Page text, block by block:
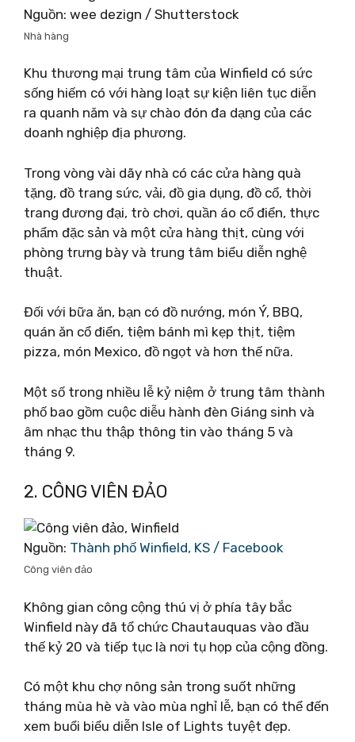
Nguồn: wee dezign / Shutterstock
Nhà hàng
Khu thương mại trung tâm của Winfield có sức
sống hiếm có với hàng loạt sự kiện liên tục diễn
ra quanh năm và sự chào đón đa dạng của các
doanh nghiệp địa phương.
Trong vòng vài dãy nhà có các cửa hàng quà
tặng, đồ trang sức, vải, đồ gia dụng, đồ cổ, thời
trang đương đại, trò chơi, quần áo cổ điển, thực
phẩm đặc sản và một cửa hàng thịt, cùng với
phòng trưng bày và trung tâm biểu diễn nghệ
thuật.
Đối với bữa ăn, bạn có đồ nướng, món Ý, BBQ,
quán ăn cổ điển, tiệm bánh mì kẹp thịt, tiệm
pizza, món Mexico, đồ ngọt và hơn thế nữa.
Một số trong nhiều lễ kỷ niệm ở trung tâm thành
phố bao gồm cuộc diễu hành đèn Giáng sinh và
âm nhạc thu thập thông tin vào tháng 5 và
tháng 9.
2. CÔNG VIÊN ĐẢO
Nguồn: Thành phố Winfield, KS / Facebook
Công viên đảo
Không gian công cộng thú vị ở phía tây bắc
Winfield này đã tổ chức Chautauquas vào đầu
thế kỷ 20 và tiếp tục là nơi tụ họp của cộng đồng.
Có một khu chợ nông sản trong suốt những
tháng mùa hè và vào mùa nghỉ lễ, bạn có thể đến
xem buổi biểu diễn Isle of Lights tuyệt đẹp.